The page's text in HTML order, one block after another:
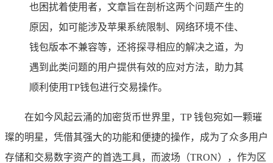
也困扰着使用者，文章旨在剖析这两个问题产生的
原因，如可能涉及苹果系统限制、网络环境不佳、
钱包版本不兼容等，还将探寻相应的解决之道，为
遇到此类问题的用户提供有效的应对方法，助力其
顺利使用TP钱包进行交易操作。
在如今风起云涌的加密货币世界里，TP 钱包宛如一颗璀
璨的明星，凭借其强大的功能和便捷的操作，成为了众多用户
存储和交易数字资产的首选工具，而波场（TRON），作为区